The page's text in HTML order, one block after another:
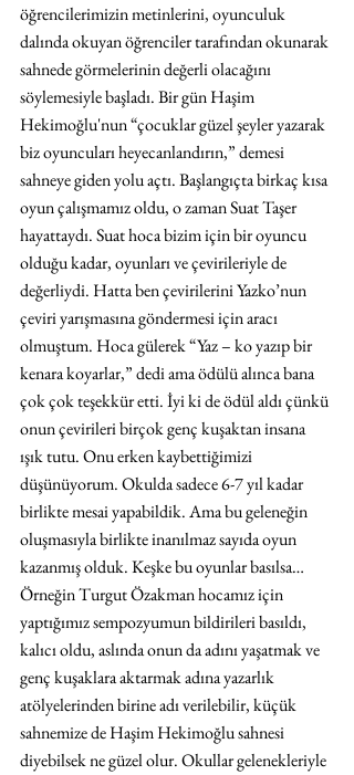
öğrencilerimizin metinlerini, oyunculuk
dalında okuyan öğrenciler tarafından okunarak
sahnede görmelerinin değerli olacağını
söylemesiyle başladı. Bir gün Haşim
Hekimoğlu'nun “çocuklar güzel şeyler yazarak
biz oyuncuları heyecanlandırın,” demesi
sahneye giden yolu açtı. Başlangıçta birkaç kısa
oyun çalışmamız oldu, o zaman Suat Taşer
hayattaydı. Suat hoca bizim için bir oyuncu
olduğu kadar, oyunları ve çevirileriyle de
değerliydi. Hatta ben çevirilerini Yazko’nun
çeviri yarışmasına göndermesi için aracı
olmuştum. Hoca gülerek “Yaz – ko yazıp bir
kenara koyarlar,” dedi ama ödülü alınca bana
çok çok teşekkür etti. İyi ki de ödül aldı çünkü
onun çevirileri birçok genç kuşaktan insana
ışık tutu. Onu erken kaybettiğimizi
düşünüyorum. Okulda sadece 6-7 yıl kadar
birlikte mesai yapabildik. Ama bu geleneğin
oluşmasıyla birlikte inanılmaz sayıda oyun
kazanmış olduk. Keşke bu oyunlar basılsa…
Örneğin Turgut Özakman hocamız için
yaptığımız sempozyumun bildirileri basıldı,
kalıcı oldu, aslında onun da adını yaşatmak ve
genç kuşaklara aktarmak adına yazarlık
atölyelerinden birine adı verilebilir, küçük
sahnemize de Haşim Hekimoğlu sahnesi
diyebilsek ne güzel olur. Okullar gelenekleriyle